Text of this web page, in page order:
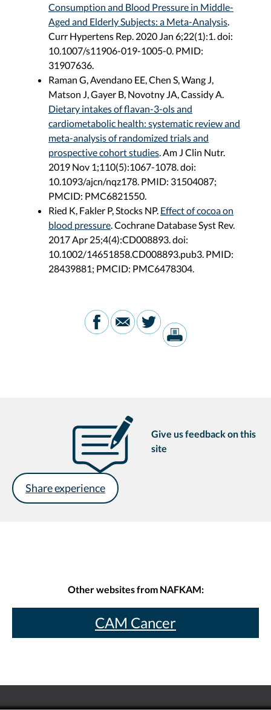
Consumption and Blood Pressure in Middle-
Aged and Elderly Subjects: a Meta-Analysis
Curr Hypertens Rep. 2020 Jan 6;22(1):1. doi:
10.1007/s11906-019-1005-0. PMID:
31907636.
Raman G, Avendano EE, Chen S, Wang J,
Matson J, Gayer B, Novotny JA, Cassidy A.
Dietary intakes of flavan-3-ols and
cardiometabolic health: systematic review and
meta-analysis of randomized trials and
prospective cohort studies . Am J Clin Nutr.
2019 Nov 1;110(5):1067-1078. doi:
10.1093/ajcn/nqz178. PMID: 31504087;
PMCID: PMC6821550.
Ried K, Fakler P, Stocks NP. Effect of cocoa on
blood pressure . Cochrane Database Syst Rev.
2017 Apr 25;4(4):CD008893. doi:
10.1002/14651858.CD008893.pub3. PMID:
28439881; PMCID: PMC6478304.
Give us feedback on this
site
Share experience
Other websites from NAFKAM:
CAM Cancer